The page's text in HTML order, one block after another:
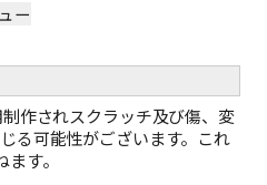
ー
作されスクラッチ及び傷、変
る可能性がございます。これ
す。